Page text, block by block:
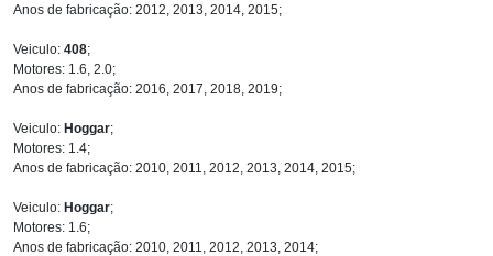
Anos de fabricação: 2012, 2013, 2014, 2015;
Veiculo: 408;
Motores: 1.6, 2.0;
Anos de fabricação: 2016, 2017, 2018, 2019;
Veiculo: Hoggar;
Motores: 1.4;
Anos de fabricação: 2010, 2011, 2012, 2013, 2014, 2015;
Veiculo: Hoggar;
Motores: 1.6;
Anos de fabricação: 2010, 2011, 2012, 2013, 2014;